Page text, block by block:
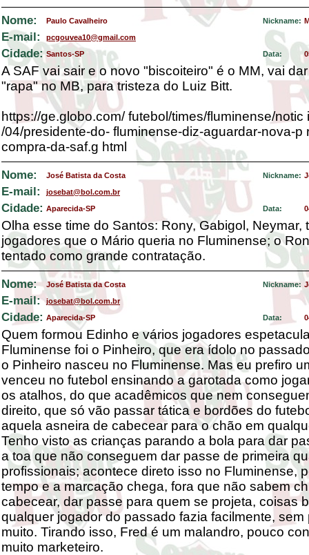
Nome: Paulo Cavalheiro Nickname:
E-mail: pcgouvea10@gmail.com
Cidade: Santos-SP Data:
A SAF vai sair e o novo "biscoiteiro" é o MM, vai
"rapa" no MB, para tristeza do Luiz Bitt.
https://ge.globo.com/ futebol/times/fluminense/notic
/04/presidente-do- fluminense-diz-aguardar-nova-p
compra-da-saf.g html
Nome: José Batista da Costa Nickname:
E-mail: josebat@bol.com.br
Cidade: Aparecida-SP Data:
Olha esse time do Santos: Rony, Gabigol, Neymar,
jogadores que o Mário queria no Fluminense; o
tentado como grande contratação.
Nome: José Batista da Costa Nickname:
E-mail: josebat@bol.com.br
Cidade: Aparecida-SP Data:
Quem formou Edinho e vários jogadores
Fluminense foi o Pinheiro, que era ídolo no
o Pinheiro nasceu no Fluminense. Mas eu prefiro
venceu no futebol ensinando a garotada como
os atalhos, do que acadêmicos que nem
direito, que só vão passar tática e bordões do
aquela asneira de cabecear para o chão em
Tenho visto as crianças parando a bola para dar
a toa que não conseguem dar passe de primeira
profissionais; acontece direto isso no Fluminense,
tempo e a marcação chega, fora que não sabem
cabecear, dar passe para quem se projeta, coisas
qualquer jogador do passado fazia facilmente, sem
muito. Tirando isso, Fred é um malandro, pouco
muito marketeiro.